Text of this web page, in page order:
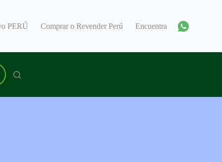
PERÚ Comprar o Revender Perú Encuentra un Consultor